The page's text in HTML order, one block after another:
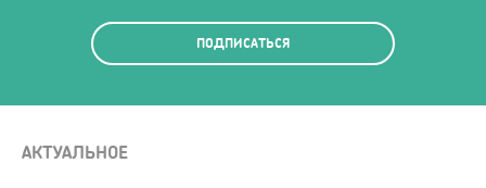
ПОДПИСАТЬСЯ
АКТУАЛЬНОЕ